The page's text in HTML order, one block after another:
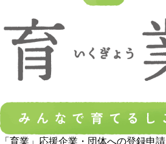
「育業」応援企業・団体への登録申請